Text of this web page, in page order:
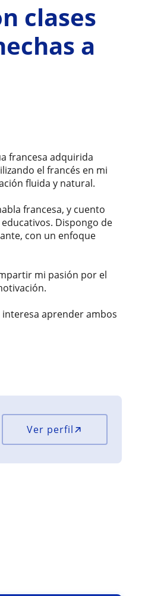
clases
a
francesa adquirida
el francés en mi
fluida y natural.
francesa, y cuento
Dispongo de
con un enfoque
mi pasión por el
interesa aprender ambos
Ver perfil